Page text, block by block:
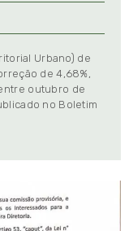
Urbano) de
de 4,68%,
outubro de
no Boletim